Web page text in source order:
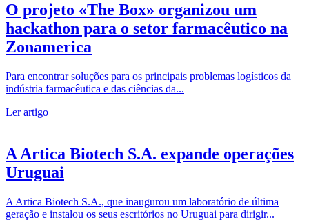
O projeto «The Box» organizou um
hackathon para o setor farmacêutico na
Zonamerica
Para encontrar soluções para os principais problemas logísticos da
indústria farmacêutica e das ciências da...
Ler artigo
A Artica Biotech S.A. expande operações
Uruguai
A Artica Biotech S.A., que inaugurou um laboratório de última
geração e instalou os seus escritórios no Uruguai para dirigir...